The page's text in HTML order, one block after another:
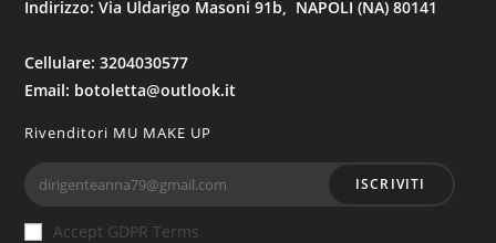
Indirizzo: Via Uldarigo Masoni 91b, NAPOLI (NA) 80141
Cellulare: 3204030577
Email: botoletta@outlook.it
Rivenditori MU MAKE UP
ISCRIVITI
Accept GDPR Terms